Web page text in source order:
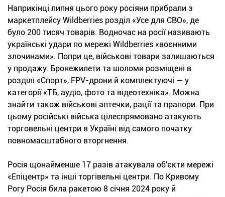
Наприкінці липня цього року росіяни прибрали з
маркетплейсу Wildberries розділ «Усе для СВО», де
було 200 тисяч товарів. Водночас на росії називають
українські удари по мережі Wildberries «воєнними
злочинами». Попри це, військові товари залишаються
у продажу. Бронежилети та шоломи розміщені в
розділі «Спорт», FPV-дрони й комплектуючі — у
категорії «ТБ, аудіо, фото та відеотехніка». Можна
знайти також військові аптечки, рації та прапори. При
цьому російські війська цілеспрямовано атакують
торговельні центри в Україні від самого початку
повномасштабного вторгнення.
Росія щонайменше 17 разів атакувала об'єкти мережі
«Епіцентр» та інші торгівельні центри. По Кривому
Рогу Росія била ракетою 8 січня 2024 року й